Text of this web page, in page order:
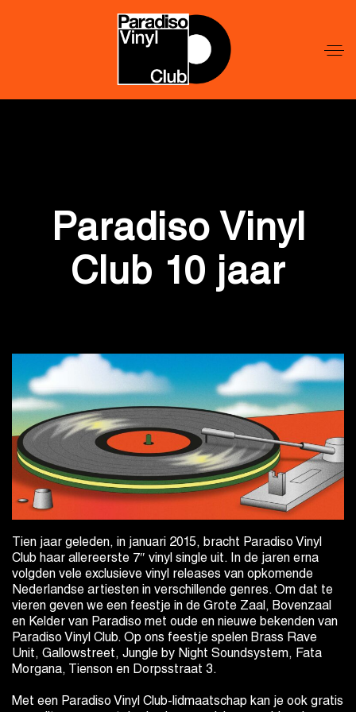
Lid
Paradiso Vinyl
Club 10 jaar
Tien jaar geleden, in januari 2015, bracht Paradiso Vinyl
Club haar allereerste 7″ vinyl single uit. In de jaren erna
volgden vele exclusieve vinyl releases van opkomende
Nederlandse artiesten in verschillende genres. Om dat te
vieren geven we een feestje in de Grote Zaal, Bovenzaal
en Kelder van Paradiso met oude en nieuwe bekenden van
Paradiso Vinyl Club. Op ons feestje spelen Brass Rave
Unit, Gallowstreet, Jungle by Night Soundsystem, Fata
Morgana, Tienson en Dorpsstraat 3.
Met een Paradiso Vinyl Club-lidmaatschap kan je ook gratis